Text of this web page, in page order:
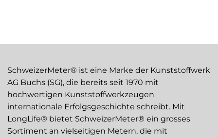
SchweizerMeter® ist eine Marke der Kunststoffwerk
AG Buchs (SG), die bereits seit 1970 mit
hochwertigen Kunststoffwerkzeugen
internationale Erfolgsgeschichte schreibt. Mit
LongLife® bietet SchweizerMeter® ein grosses
Sortiment an vielseitigen Metern, die mit